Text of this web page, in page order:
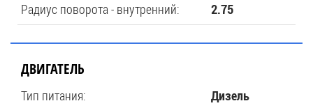
Радиус поворота - внутренний: 2.75
ДВИГАТЕЛЬ
Тип питания: Дизель